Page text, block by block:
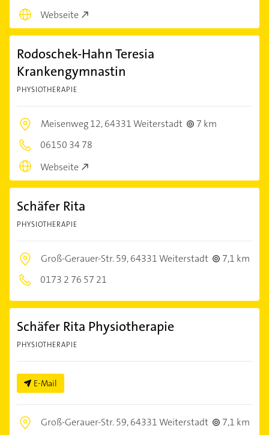
Webseite
Rodoschek-Hahn Teresia
Krankengymnastin
PHYSIOTHERAPIE
Meisenweg 12,64331 Weiterstadt
7 km
06150 34 78
Webseite
Schäfer Rita
PHYSIOTHERAPIE
Groß-Gerauer-Str. 59,64331 Weiterstadt
7,1 km
0173 2 76 57 21
Schäfer Rita Physiotherapie
PHYSIOTHERAPIE
E-Mail
Groß-Gerauer-Str. 59,64331 Weiterstadt
7,1 km